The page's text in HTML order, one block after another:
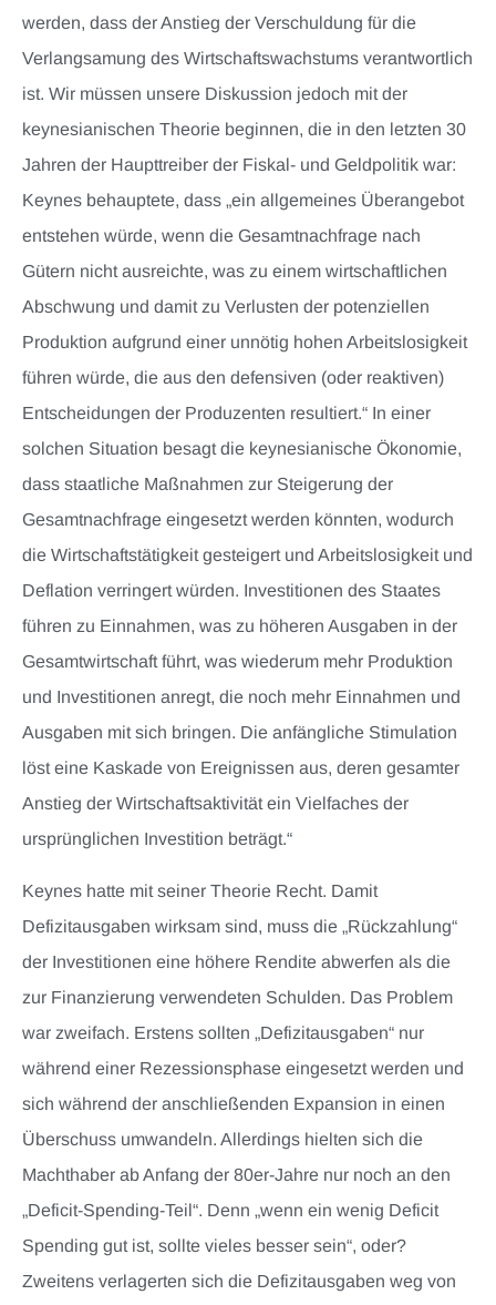
werden, dass der Anstieg der Verschuldung für die
Verlangsamung des Wirtschaftswachstums verantwortlich
ist. Wir müssen unsere Diskussion jedoch mit der
keynesianischen Theorie beginnen, die in den letzten 30
Jahren der Haupttreiber der Fiskal- und Geldpolitik war:
Keynes behauptete, dass „ein allgemeines Überangebot
entstehen würde, wenn die Gesamtnachfrage nach
Gütern nicht ausreichte, was zu einem wirtschaftlichen
Abschwung und damit zu Verlusten der potenziellen
Produktion aufgrund einer unnötig hohen Arbeitslosigkeit
führen würde, die aus den defensiven (oder reaktiven)
Entscheidungen der Produzenten resultiert.“ In einer
solchen Situation besagt die keynesianische Ökonomie,
dass staatliche Maßnahmen zur Steigerung der
Gesamtnachfrage eingesetzt werden könnten, wodurch
die Wirtschaftstätigkeit gesteigert und Arbeitslosigkeit und
Deflation verringert würden. Investitionen des Staates
führen zu Einnahmen, was zu höheren Ausgaben in der
Gesamtwirtschaft führt, was wiederum mehr Produktion
und Investitionen anregt, die noch mehr Einnahmen und
Ausgaben mit sich bringen. Die anfängliche Stimulation
löst eine Kaskade von Ereignissen aus, deren gesamter
Anstieg der Wirtschaftsaktivität ein Vielfaches der
ursprünglichen Investition beträgt.“
Keynes hatte mit seiner Theorie Recht. Damit
Defizitausgaben wirksam sind, muss die „Rückzahlung“
der Investitionen eine höhere Rendite abwerfen als die
zur Finanzierung verwendeten Schulden. Das Problem
war zweifach. Erstens sollten „Defizitausgaben“ nur
während einer Rezessionsphase eingesetzt werden und
sich während der anschließenden Expansion in einen
Überschuss umwandeln. Allerdings hielten sich die
Machthaber ab Anfang der 80er-Jahre nur noch an den
„Deficit-Spending-Teil“. Denn „wenn ein wenig Deficit
Spending gut ist, sollte vieles besser sein“, oder?
Zweitens verlagerten sich die Defizitausgaben weg von